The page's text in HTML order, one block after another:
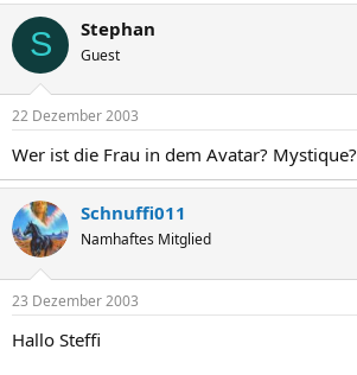
S Stephan
Guest
22 Dezember 2003
Wer ist die Frau in dem Avatar? Mystique?
Schnuffi011
Namhaftes Mitglied
23 Dezember 2003
Hallo Steffi